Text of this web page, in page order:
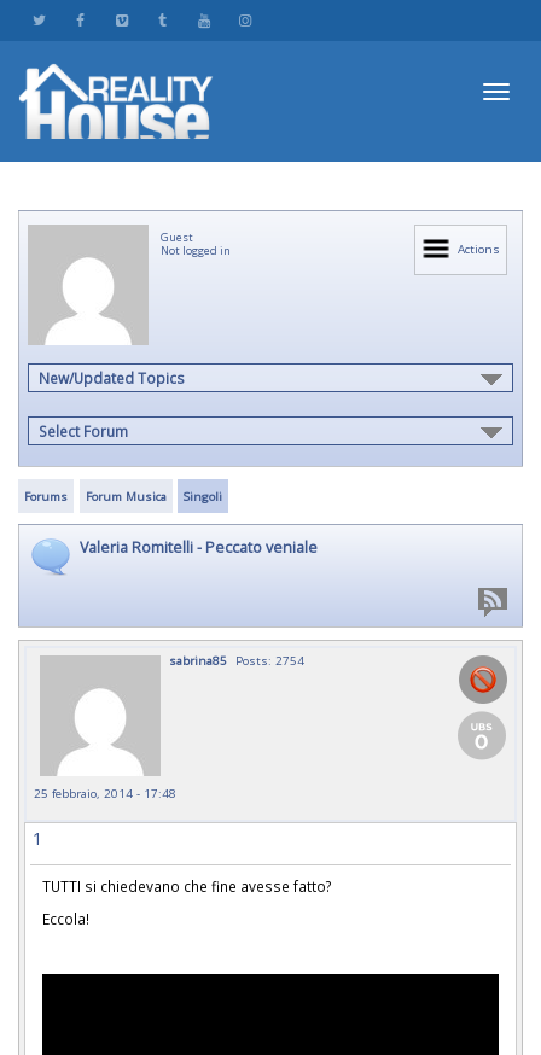
Actions
Guest
Not logged in
New/Updated Topics
Select Forum
Forums Forum Musica Singoli
Valeria Romitelli - Peccato veniale
sabrina85 Posts: 2754
25 febbraio, 2014 - 17:48
1
TUTTI si chiedevano che fine avesse fatto?
Eccola!